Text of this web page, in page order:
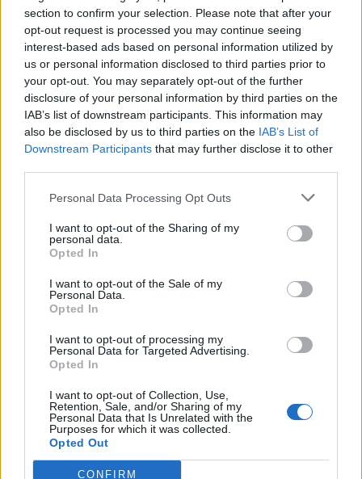
section to confirm your selection. Please note that after your
opt-out request is processed you may continue seeing
interest-based ads based on personal information utilized by
us or personal information disclosed to third parties prior to
your opt-out. You may separately opt-out of the further
disclosure of your personal information by third parties on the
IAB’s list of downstream participants. This information may
also be disclosed by us to third parties on the IAB’s List of
Downstream Participants that may further disclose it to other
Personal Data Processing Opt Outs
I want to opt-out of the Sharing of my
personal data.
Opted In
I want to opt-out of the Sale of my
Personal Data.
Opted In
I want to opt-out of processing my
Personal Data for Targeted Advertising.
Opted In
I want to opt-out of Collection, Use,
Retention, Sale, and/or Sharing of my
Personal Data that Is Unrelated with the
Purposes for which it was collected.
Opted Out
CONFIRM